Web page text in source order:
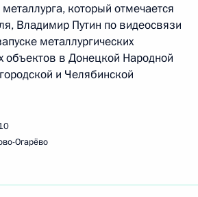
который отмечается
Владимир Путин по видеосвязи
металлургических
объектов в Донецкой Народной
и Челябинской
Огарёво